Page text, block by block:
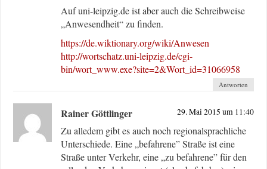
Auf uni-leipzig.de ist aber auch die Schreibweise
„Anwesendheit“ zu finden.
https://de.wiktionary.org/wiki/Anwesen
http://wortschatz.uni-leipzig.de/cgi-
bin/wort_www.exe?site=2&Wort_id=31066958
Antworten
Rainer Göttlinger 29. Mai 2015 um 11:40
Zu alledem gibt es auch noch regionalsprachliche
Unterschiede. Eine „befahrene” Straße ist eine
Straße unter Verkehr, eine „zu befahrene” für den